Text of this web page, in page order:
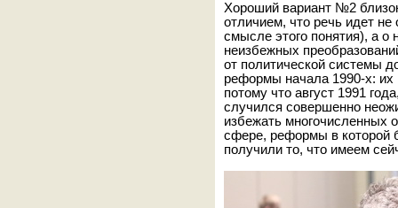
Хороший вариант №2
отличием, что речь идет не
смысле этого понятия), а о
неизбежных
от политической системы
реформы начала 1990-х: их
потому что август 1991
случился совершенно
избежать многочисленных
сфере, реформы в которой
получили то, что имеем